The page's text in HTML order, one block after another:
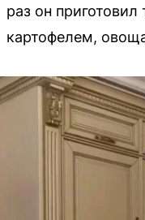
раз он
картофелем,